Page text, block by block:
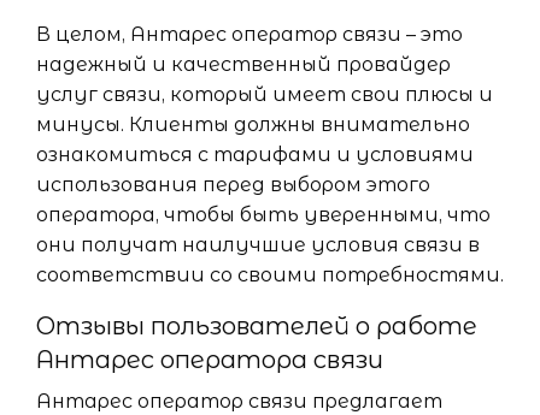
В целом, Антарес оператор связи – это
надежный и качественный провайдер
услуг связи, который имеет свои плюсы и
минусы. Клиенты должны внимательно
ознакомиться с тарифами и условиями
использования перед выбором этого
оператора, чтобы быть уверенными, что
они получат наилучшие условия связи в
соответствии со своими потребностями.
Отзывы пользователей о работе
Антарес оператора связи
Антарес оператор связи предлагает